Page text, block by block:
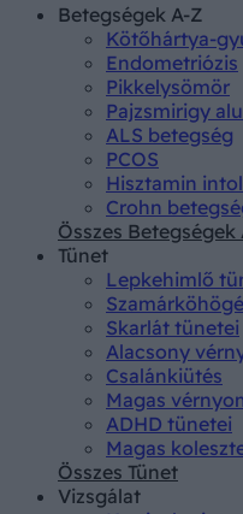
Betegségek A-Z
Kötőhártya-
Endometriózis
Pikkelysömör
Pajzsmirigy
ALS betegség
PCOS
Hisztamin
Crohn
Összes Betegségek
Tünet
Lepkehimlő
Skarlát tünetei
Alacsony
Csalánkiütés
Magas
ADHD tünetei
Magas
Összes Tünet
Vizsgálat